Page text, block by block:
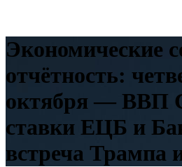
Экономические
отчётность:
октября —
ставки ЕЦБ и
встреча Трампа